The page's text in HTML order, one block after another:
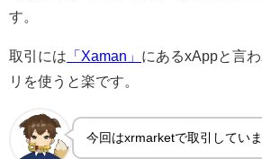
す。
取引には 「Xaman」 にあるxAppと言
リを使うと楽です。
今回はxrmarketで取引していま